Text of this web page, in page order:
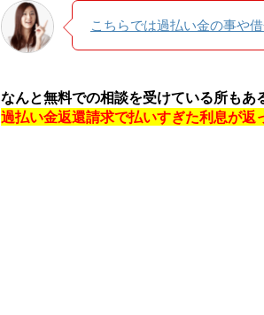
こちらでは過払い金の事や
なんと無料での相談を受けている所もあ
過払い金返還請求で払いすぎた利息が返